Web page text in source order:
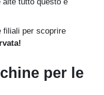
filiali per scoprire
per le